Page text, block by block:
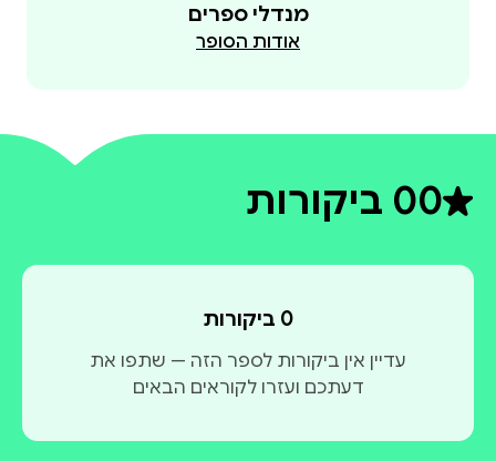
מנדלי ספרים
אודות הסופר
0דירוג ממוצע 0 מתוך 5
0 ביקורות
0 ביקורות
עדיין אין ביקורות לספר הזה — שתפו את
דעתכם ועזרו לקוראים הבאים